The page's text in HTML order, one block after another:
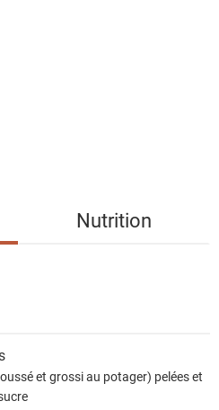
Nutrition
et grossi au potager) pelées et